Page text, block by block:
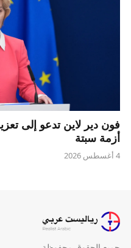
فون دير لاين تدعو إلى
أزمة سبتة
4 أغسطس 2026